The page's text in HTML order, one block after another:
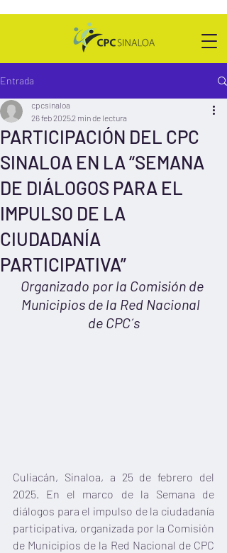
Entrada
PARTICIPACIÓN DEL CPC
SINALOA EN LA “SEMANA
DE DIÁLOGOS PARA EL
IMPULSO DE LA
CIUDADANÍA
PARTICIPATIVA”
cpcsinaloa
26 feb 20252 min de lectura
Organizado por la Comisión de
Municipios de la Red Nacional
de CPC´s
Culiacán, Sinaloa, a 25 de febrero del
2025. En el marco de la Semana de
diálogos para el impulso de la ciudadanía
participativa, organizada por la Comisión
de Municipios de la Red Nacional de CPC